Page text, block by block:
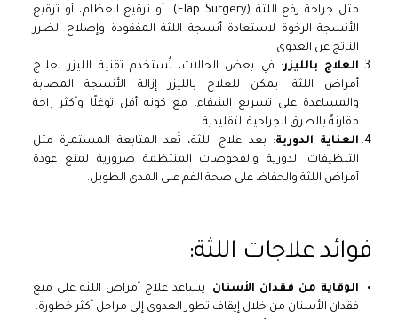
مثل جراحة رفع اللثة (Flap Surgery)، أو ترقيع العظام، أو ترقيع
الأنسجة الرخوة لاستعادة أنسجة اللثة المفقودة وإصلاح الضرر
الناتج عن العدوى.
العلاج بالليزر: في بعض الحالات، تُستخدم تقنية الليزر لعلاج
أمراض اللثة. يمكن للعلاج بالليزر إزالة الأنسجة المصابة
والمساعدة على تسريع الشفاء، مع كونه أقل توغلًا وأكثر راحة
مقارنةً بالطرق الجراحية التقليدية.
العناية الدورية: بعد علاج اللثة، تُعد المتابعة المستمرة مثل
التنظيفات الدورية والفحوصات المنتظمة ضرورية لمنع عودة
أمراض اللثة والحفاظ على صحة الفم على المدى الطويل.
فوائد علاجات اللثة:
الوقاية من فقدان الأسنان: يساعد علاج أمراض اللثة على منع
فقدان الأسنان من خلال إيقاف تطور العدوى إلى مراحل أكثر خطورة.